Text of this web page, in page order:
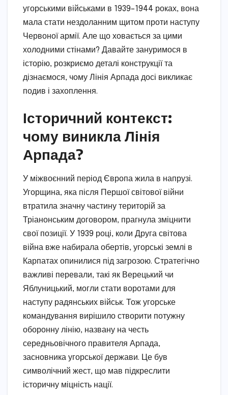
угорськими військами в 1939–1944 роках, вона
мала стати нездоланним щитом проти наступу
Червоної армії. Але що ховається за цими
холодними стінами? Давайте зануримося в
історію, розкриємо деталі конструкції та
дізнаємося, чому Лінія Арпада досі викликає
подив і захоплення.
Історичний контекст:
чому виникла Лінія
Арпада?
У міжвоєнний період Європа жила в напрузі.
Угорщина, яка після Першої світової війни
втратила значну частину територій за
Тріанонським договором, прагнула зміцнити
свої позиції. У 1939 році, коли Друга світова
війна вже набирала обертів, угорські землі в
Карпатах опинилися під загрозою. Стратегічно
важливі перевали, такі як Верецький чи
Яблуницький, могли стати воротами для
наступу радянських військ. Тож угорське
командування вирішило створити потужну
оборонну лінію, названу на честь
середньовічного правителя Арпада,
засновника угорської держави. Це був
символічний жест, що мав підкреслити
історичну міцність нації.